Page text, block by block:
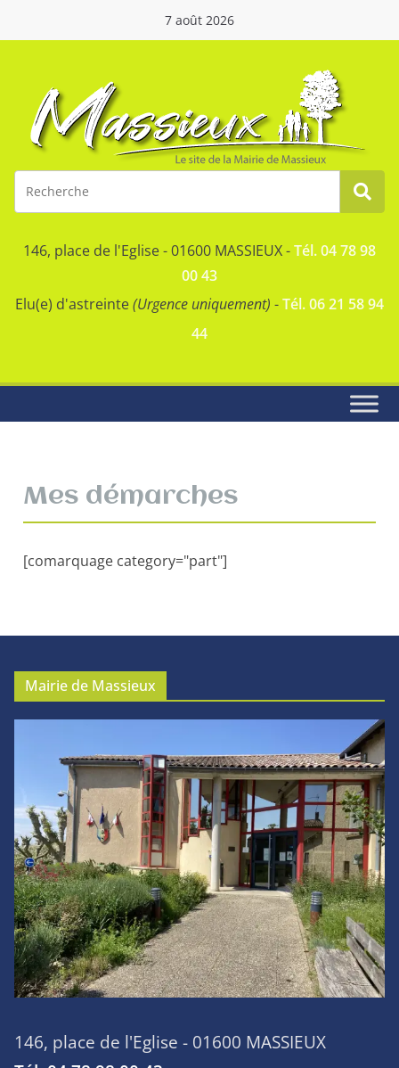
7 août 2026
146, place de l'Eglise - 01600 MASSIEUX -Tél. 04 78 98
00 43
Elu(e) d'astreinte(Urgence uniquement) -Tél. 06 21 58 94
44
Mes démarches
[comarquage category="part"]
Mairie de Massieux
146, place de l'Eglise - 01600 MASSIEUX